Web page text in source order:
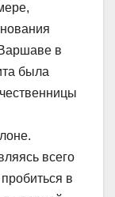
в
была
всего
в